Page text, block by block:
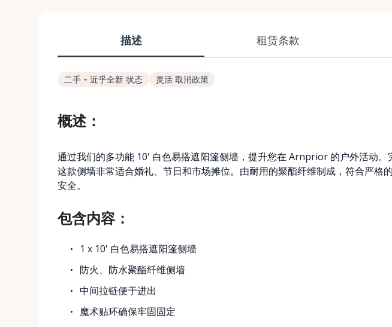
描述 租赁条款
二手 - 近乎全新 状态 灵活 取消政策
概述：
通过我们的多功能 10' 白色易搭遮阳篷侧墙，提升您在 Arnprior 的户外活动。
这款侧墙非常适合婚礼、节日和市场摊位。由耐用的聚酯纤维制成，符合严格
安全。
包含内容：
1 x 10' 白色易搭遮阳篷侧墙
防火、防水聚酯纤维侧墙
中间拉链便于进出
魔术贴环确保牢固固定